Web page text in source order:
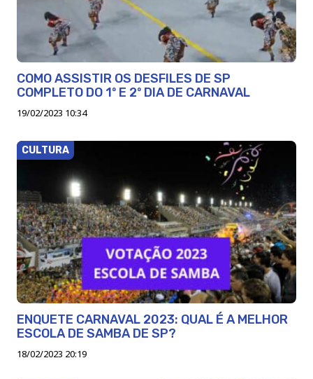
COMO ASSISTIR OS DESFILES DE SP
COMPLETO DO 1º E 2º DIA DE CARNAVAL
19/02/2023 10:34
CULTURA
ENQUETE CARNAVAL 2023: QUAL É A MELHOR
ESCOLA DE SAMBA DE SP?
18/02/2023 20:19